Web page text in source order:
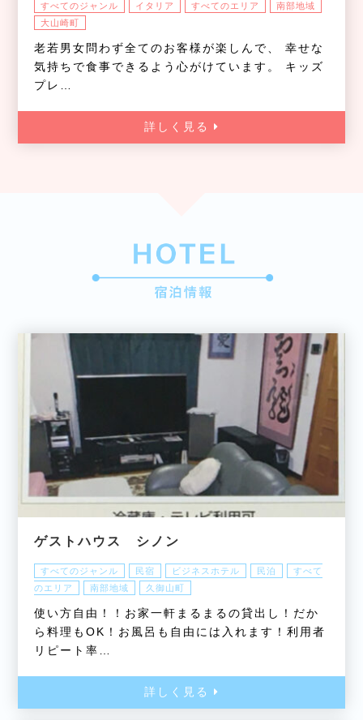
すべてのジャンル イタリア すべてのエリア
南部地域
大山崎町
老若男女問わず全てのお客様が楽しんで、 幸せな
気持ちで食事できるよう心がけています。 キッズ
プレ…
詳しく見る
ゲストハウス シノン
すべてのジャンル 民宿 ビジネスホテル 民泊
すべて
のエリア
南部地域 久御山町
使い方自由！！お家一軒まるまるの貸出し！だか
ら料理もOK！お風呂も自由には入れます！利用者
リピート率…
詳しく見る